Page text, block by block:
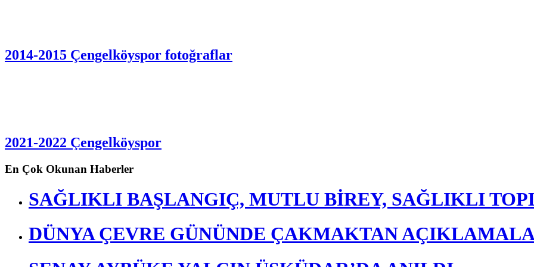
2014-2015 Çengelköyspor fotoğraflar
2021-2022 Çengelköyspor
En Çok Okunan Haberler
SAĞLIKLI BAŞLANGIÇ, MUTLU BİREY, SAĞLIKLI
DÜNYA ÇEVRE GÜNÜNDE ÇAKMAKTAN